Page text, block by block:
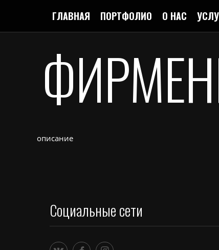
ГЛАВНАЯ ПОРТФОЛИО О НАС
описание
Социальные сети